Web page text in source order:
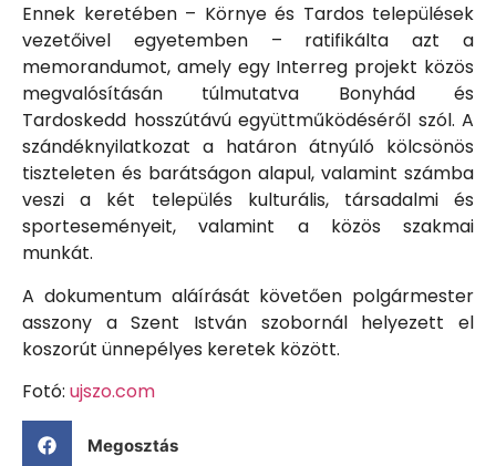
Ennek keretében – Környe és Tardos települések
vezetőivel egyetemben – ratifikálta azt a
memorandumot, amely egy Interreg projekt közös
megvalósításán túlmutatva Bonyhád és
Tardoskedd hosszútávú együttműködéséről szól. A
szándéknyilatkozat a határon átnyúló kölcsönös
tiszteleten és barátságon alapul, valamint számba
veszi a két település kulturális, társadalmi és
sporteseményeit, valamint a közös szakmai
munkát.
A dokumentum aláírását követően polgármester
asszony a Szent István szobornál helyezett el
koszorút ünnepélyes keretek között.
Fotó: ujszo.com
Megosztás